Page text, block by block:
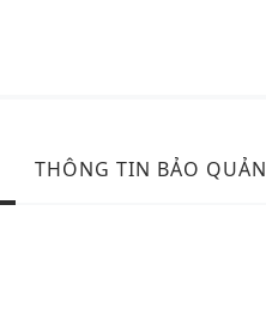
THÔNG TIN BẢO QUẢN